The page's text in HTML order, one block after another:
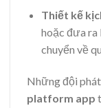
Thiết kế
hoặc đưa ra
chuyển về
Những đội
platform app